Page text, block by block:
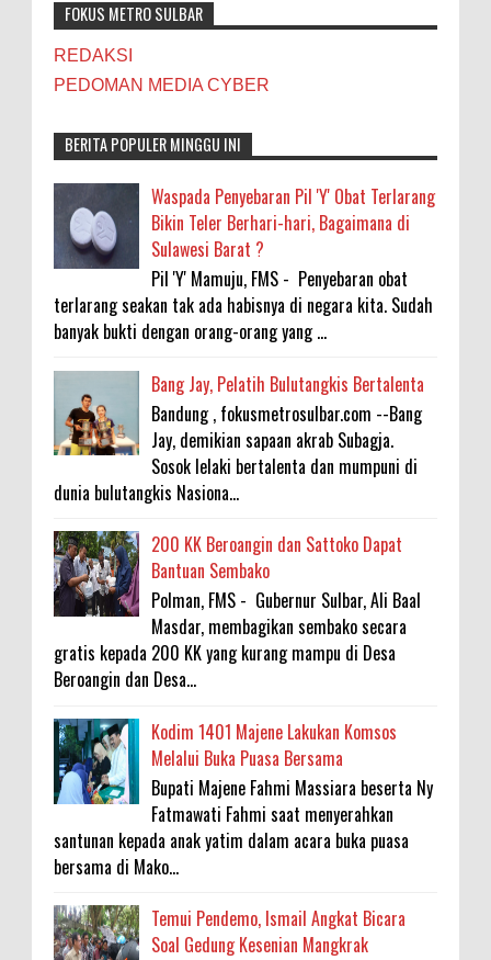
FOKUS METRO SULBAR
REDAKSI
PEDOMAN MEDIA CYBER
BERITA POPULER MINGGU INI
Waspada Penyebaran Pil 'Y' Obat Terlarang
Bikin Teler Berhari-hari, Bagaimana di
Sulawesi Barat ?
Pil 'Y' Mamuju, FMS - Penyebaran obat
terlarang seakan tak ada habisnya di negara kita. Sudah
banyak bukti dengan orang-orang yang ...
Bang Jay, Pelatih Bulutangkis Bertalenta
Bandung , fokusmetrosulbar.com --Bang
Jay, demikian sapaan akrab Subagja.
Sosok lelaki bertalenta dan mumpuni di
dunia bulutangkis Nasiona...
200 KK Beroangin dan Sattoko Dapat
Bantuan Sembako
Polman, FMS - Gubernur Sulbar, Ali Baal
Masdar, membagikan sembako secara
gratis kepada 200 KK yang kurang mampu di Desa
Beroangin dan Desa...
Kodim 1401 Majene Lakukan Komsos
Melalui Buka Puasa Bersama
Bupati Majene Fahmi Massiara beserta Ny
Fatmawati Fahmi saat menyerahkan
santunan kepada anak yatim dalam acara buka puasa
bersama di Mako...
Temui Pendemo, Ismail Angkat Bicara
Soal Gedung Kesenian Mangkrak